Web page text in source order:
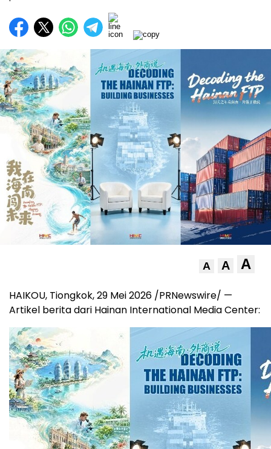
A A A
HAIKOU, Tiongkok, 29 Mei 2026 /PRNewswire/ —
Artikel berita dari Hainan International Media Center: